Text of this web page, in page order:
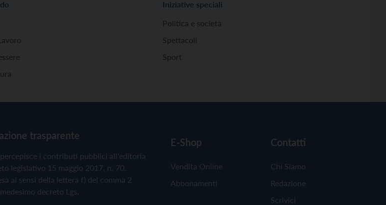
Iniziative speciali
Politica e società
Spettacoli
Sport
trasparente
i contributi pubblici all'editoria
legislativo 15 maggio 2017, n. 70.
ai sensi della lettera f) del comma 2
decreto Lgs.
E-Shop
Vendita Online
Abbonamenti
Contatti
Chi Siamo
Redazione
Scrivici